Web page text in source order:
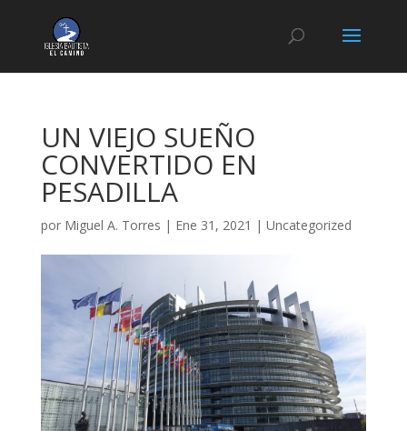
UN VIEJO SUEÑO
CONVERTIDO EN
PESADILLA
por Miguel A. Torres | Ene 31, 2021 | Uncategorized